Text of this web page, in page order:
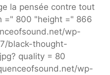
la pensée contre tout
=" 800 "height =" 866
wp-
black-thought-
quality = 80
wp-